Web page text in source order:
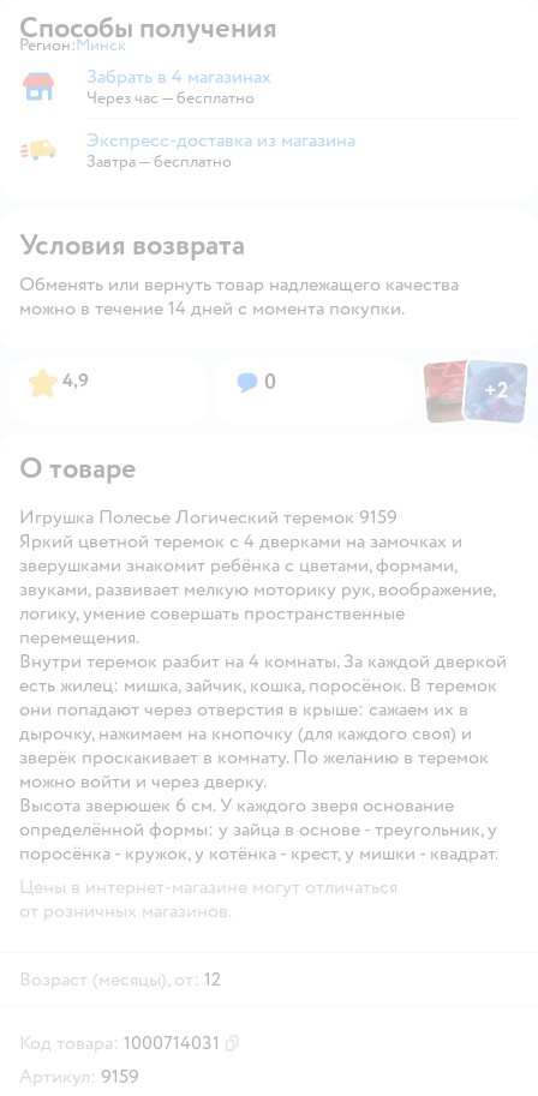
Способы получения
Регион: Выбор адреса доставки.
Минск
Забрать в магазине
Забрать в 4 магазинах
Через час — бесплатно
Экспресс-доставка из магазина
Экспресс-доставка из магазина
Завтра—бесплатно
Условия возврата
Обменять или вернуть товар надлежащего качества
можно в течение 14 дней с момента покупки.
Рейтинг:
4,9 Вопросов:
0 ФотоФото
+2
О товаре
Игрушка Полесье Логический теремок 9159
Яркий цветной теремок с 4 дверками на замочках и
зверушками знакомит ребёнка с цветами, формами,
звуками, развивает мелкую моторику рук, воображение,
логику, умение совершать пространственные
перемещения.
Внутри теремок разбит на 4 комнаты. За каждой дверкой
есть жилец: мишка, зайчик, кошка, поросёнок. В теремок
они попадают через отверстия в крыше: сажаем их в
дырочку, нажимаем на кнопочку (для каждого своя) и
зверёк проскакивает в комнату. По желанию в теремок
можно войти и через дверку.
Высота зверюшек 6 см. У каждого зверя основание
определённой формы: у зайца в основе - треугольник, у
поросёнка - кружок, у котёнка - крест, у мишки - квадрат.
Цены в интернет-магазине могут отличаться
от розничных магазинов.
Возраст (месяцы), от: 12
Код товара: 1000714031
Артикул: 9159